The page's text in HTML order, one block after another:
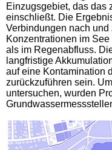
Einzugsgebiet, das das
einschließt. Die
Verbindungen nach
Konzentrationen im
als im Regenabfluss.
langfristige
auf eine Kontamination
zurückzuführen sein.
untersuchen, wurden